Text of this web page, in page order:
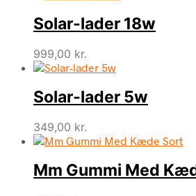
Solar-lader 18w
999,00 kr.
Solar-lader 5w
349,00 kr.
Mm Gummi Med